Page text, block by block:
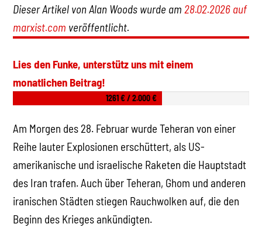
Dieser Artikel von Alan Woods wurde am28.02.2026 auf
marxist.com veröffentlicht.
Lies den Funke, unterstütz uns mit einem
monatlichen Beitrag!
1261 € / 2.000 €
Am Morgen des 28. Februar wurde Teheran von einer
Reihe lauter Explosionen erschüttert, als US-
amerikanische und israelische Raketen die Hauptstadt
des Iran trafen. Auch über Teheran, Ghom und anderen
iranischen Städten stiegen Rauchwolken auf, die den
Beginn des Krieges ankündigten.